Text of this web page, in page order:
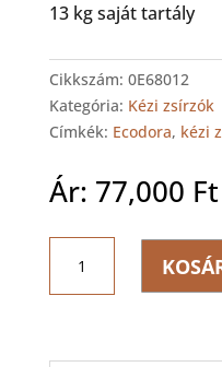
13 kg saját tartály
Cikkszám: 0E68012
Kategória: Kézi zsírzók
Címkék: Ecodora, kézi
Ár: 77,000 Ft
Kézi
zsírzó